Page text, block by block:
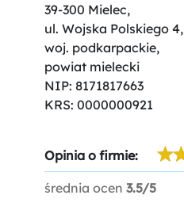
39-300 Mielec,
ul. Wojska Polskiego 4,
woj. podkarpackie,
powiat mielecki
NIP: 8171817663
KRS: 0000000921
Opinia o firmie:
średnia ocen 3.5/5